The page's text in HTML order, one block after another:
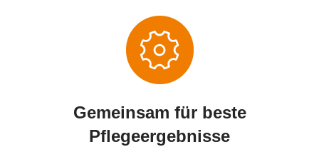
Gemeinsam für beste
Pflegeergebnisse